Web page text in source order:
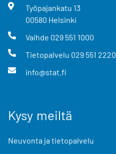
Työpajankatu 13
00580 Helsinki
Vaihde 029 551 1000
Tietopalvelu 029 551 2220
info@stat.fi
Kysy meiltä
Neuvonta ja tietopalvelu